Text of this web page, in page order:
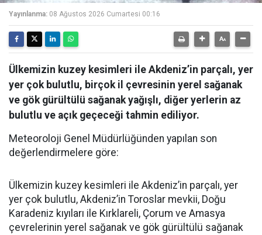
Yayınlanma: 08 Ağustos 2026 Cumartesi 00:16
Ülkemizin kuzey kesimleri ile Akdeniz’in parçalı, yer
yer çok bulutlu, birçok il çevresinin yerel sağanak
ve gök gürültülü sağanak yağışlı, diğer yerlerin az
bulutlu ve açık geçeceği tahmin ediliyor.
Meteoroloji Genel Müdürlüğünden yapılan son
değerlendirmelere göre:
Ülkemizin kuzey kesimleri ile Akdeniz’in parçalı, yer
yer çok bulutlu, Akdeniz’in Toroslar mevkii, Doğu
Karadeniz kıyıları ile Kırklareli, Çorum ve Amasya
çevrelerinin yerel sağanak ve gök gürültülü sağanak